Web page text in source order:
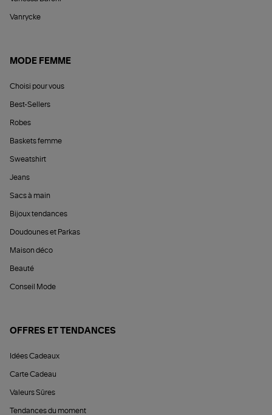
Vanrycke
MODE FEMME
Choisi pour vous
Best-Sellers
Robes
Baskets femme
Sweatshirt
Jeans
Sacs à main
Bijoux tendances
Doudounes et Parkas
Maison déco
Beauté
Conseil Mode
OFFRES ET TENDANCES
Idées Cadeaux
Carte Cadeau
Valeurs Sûres
Tendances du moment